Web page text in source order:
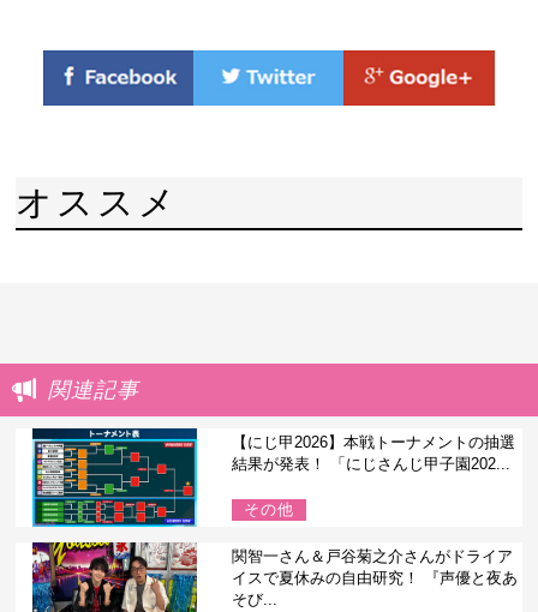
オススメ
関連記事
【にじ甲2026】本戦トーナメントの抽選
結果が発表！ 「にじさんじ甲子園202...
その他
関智一さん＆戸谷菊之介さんがドライア
イスで夏休みの自由研究！ 『声優と夜あ
そび...